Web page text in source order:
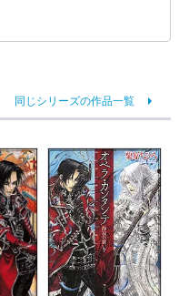
同じシリーズの作品一覧